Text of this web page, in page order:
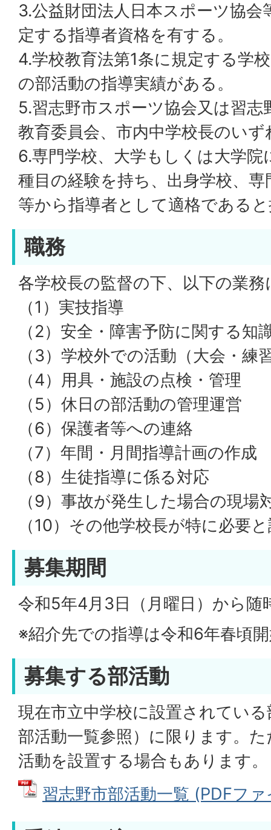
3.公益財団法人日本スポーツ協会
定する指導者資格を有する。
4.学校教育法第1条に規定する学
の部活動の指導実績がある。
5.習志野市スポーツ協会又は習志
教育委員会、市内中学校長のい
6.専門学校、大学もしくは大学
種目の経験を持ち、出身学校、
等から指導者として適格である
職務
各学校長の監督の下、以下の業
（1）実技指導
（2）安全・障害予防に関する知
（3）学校外での活動（大会・練
（4）用具・施設の点検・管理
（5）休日の部活動の管理運営
（6）保護者等への連絡
（7）年間・月間指導計画の作成
（8）生徒指導に係る対応
（9）事故が発生した場合の現場
（10）その他学校長が特に必要
募集期間
令和5年4月3日（月曜日）から随
※紹介先での指導は令和6年春頃
募集する部活動
現在市立中学校に設置されてい
部活動一覧参照）に限ります。
活動を設置する場合もあります
習志野市部活動一覧 (PDFフ